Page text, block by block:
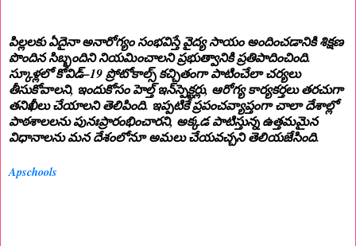
పిల్లలకు ఏదైనా అనారోగ్యం సంభవిస్తే వైద్య సాయం అందించడానికి శిక్షణ
పొందిన సిబ్బందిని నియమించాలని ప్రభుత్వానికి ప్రతిపాదించింది.
స్కూళ్లలో కోవిడ్‌–19 ప్రోటోకాల్స్‌ కచ్చితంగా పాటించేలా చర్యలు
తీసుకోవాలని, ఇందుకోసం హెల్త్‌ ఇన్‌స్పెక్టర్లు, ఆరోగ్య కార్యకర్తలు తరచుగా
తనిఖీలు చేయాలని తెలిపింది. ఇప్పటికే ప్రపంచవ్యాప్తంగా చాలా దేశాల్లో
పాఠశాలలను పునఃప్రారంభించారని, అక్కడ పాటిస్తున్న ఉత్తమమైన
విధానాలను మన దేశంలోనూ అమలు చేయవచ్చని తెలియజేసింది.
Apschools